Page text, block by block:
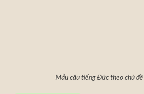
Mẫu câu tiếng Đức theo chủ đề